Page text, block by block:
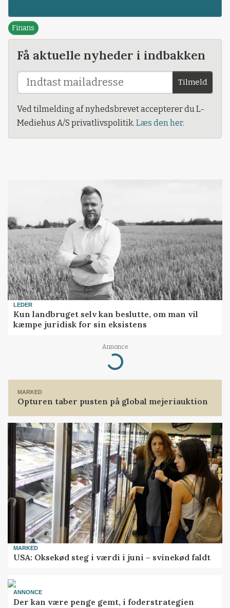
Finans
Få aktuelle nyheder i indbakken
Tilmeld
Ved tilmelding af nyhedsbrevet accepterer du L-
Mediehus A/S privatlivspolitik. Læs den her.
LEDER
Kun landbruget selv kan beslutte, om man vil
kæmpe juridisk for sin eksistens
Annonce
Loading...
MARKED
Opturen taber pusten på global mejeriauktion
MARKED
USA: Oksekød steg i værdi i juni – svinekød faldt
ANNONCE
Der kan være penge gemt, i foderstrategien